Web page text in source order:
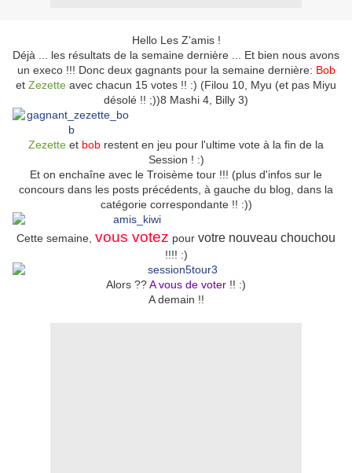
Hello Les Z'amis !
Déjà ... les résultats de la semaine dernière ... Et bien nous avons
un execo !!! Donc deux gagnants pour la semaine dernière: Bob
et Zezette avec chacun 15 votes !! :) (Filou 10, Myu (et pas Miyu
désolé !! ;))8 Mashi 4, Billy 3)
Zezette et bob restent en jeu pour l'ultime vote à la fin de la
Session ! :)
Et on enchaîne avec le Troisème tour !!! (plus d'infos sur le
concours dans les posts précédents, à gauche du blog, dans la
catégorie correspondante !! :))
Cette semaine, vous votez pour votre nouveau chouchou
!!!! :)
Alors ??A vous de voter !! :)
A demain !!